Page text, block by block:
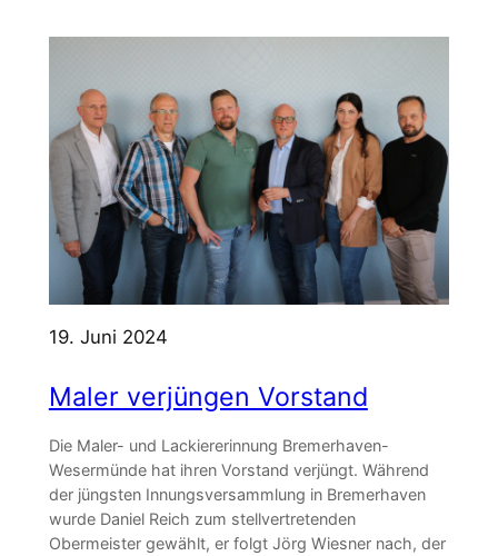
19. Juni 2024
Maler verjüngen Vorstand
Die Maler- und Lackiererinnung Bremerhaven-
Wesermünde hat ihren Vorstand verjüngt. Während
der jüngsten Innungsversammlung in Bremerhaven
wurde Daniel Reich zum stellvertretenden
Obermeister gewählt, er folgt Jörg Wiesner nach, der